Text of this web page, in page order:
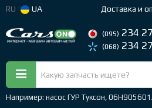
RU UA Доставка и
(095) 234
(068) 234
Например: насос ГУР Туксон,